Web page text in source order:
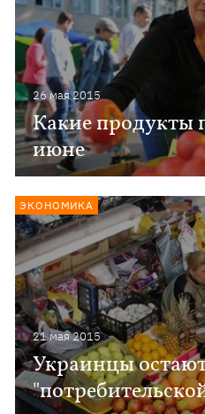
26 мая 2015
Какие продукты
июне
21 мая 2015
Украинцы
ЭКОНОМИКА